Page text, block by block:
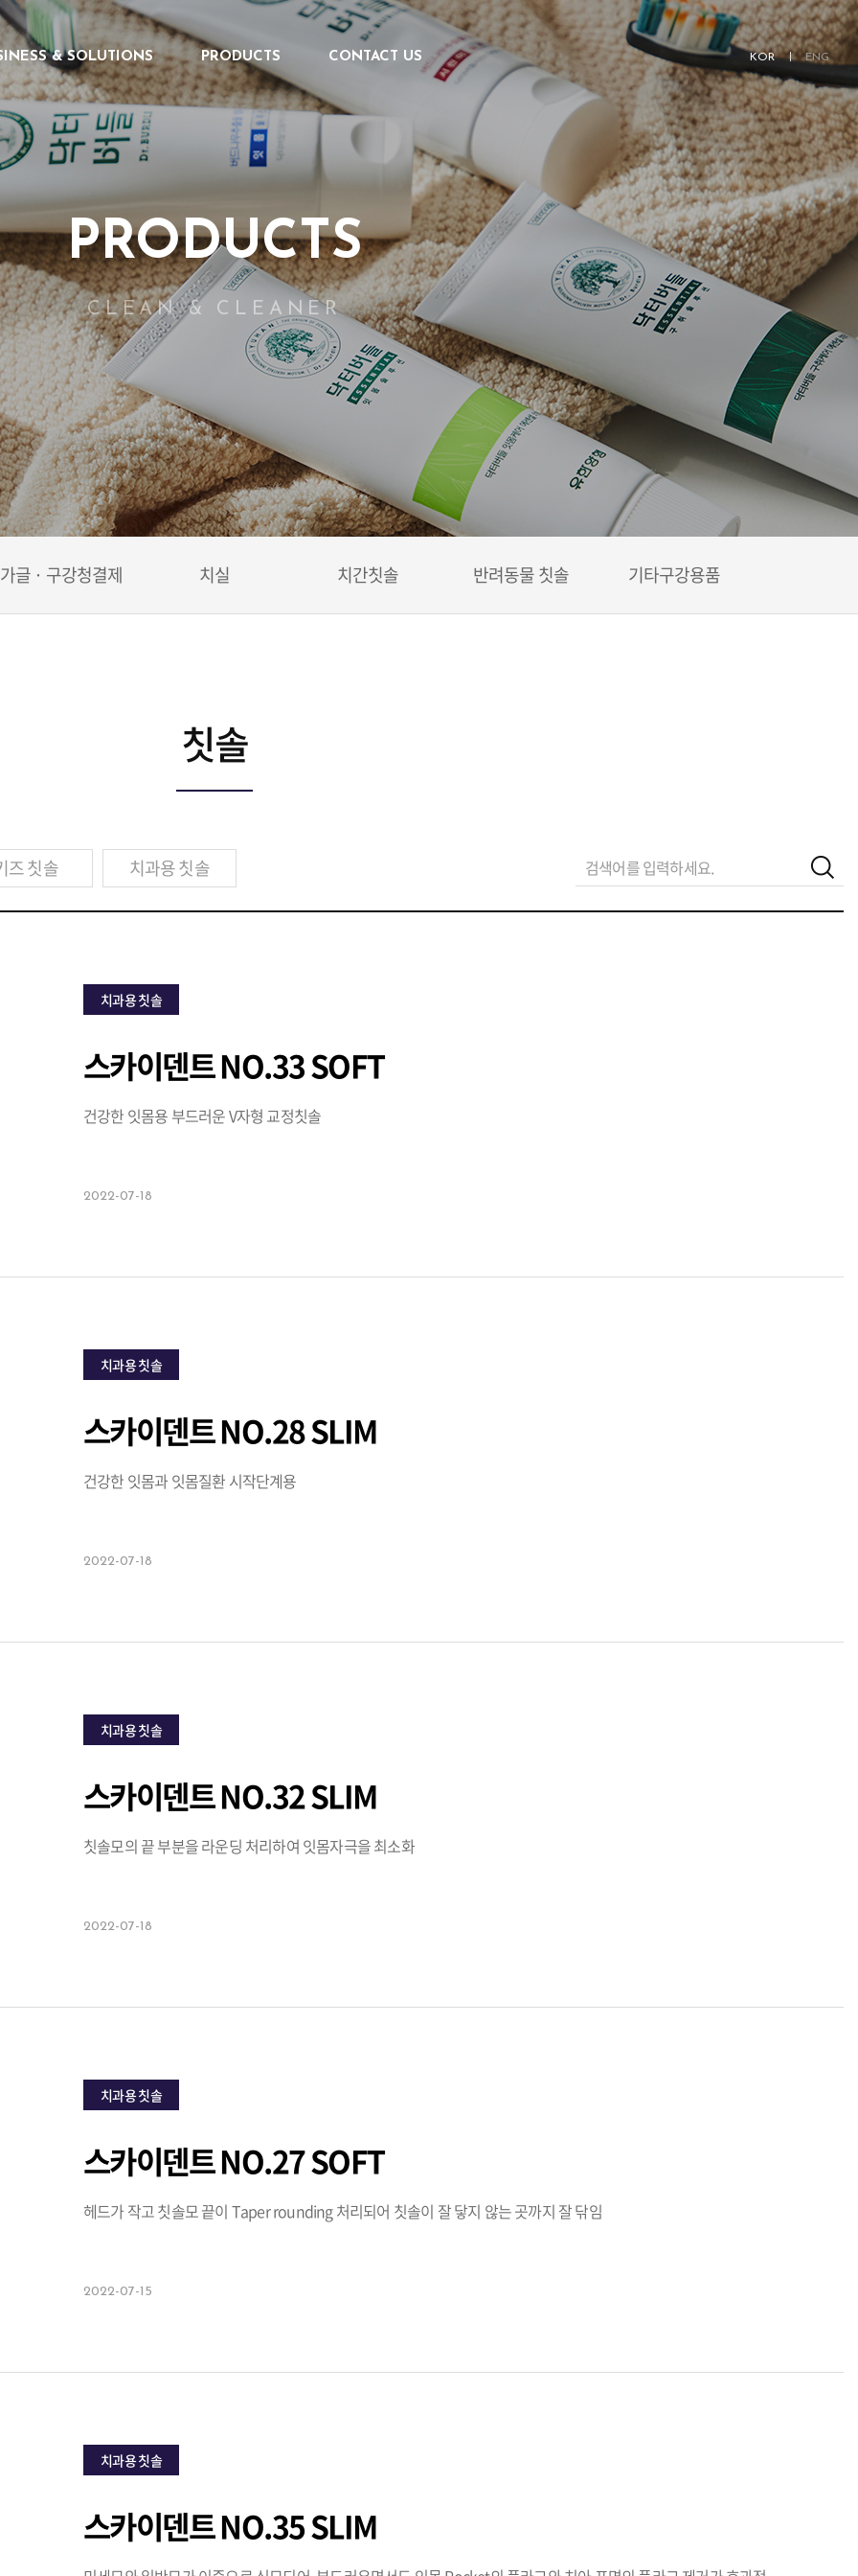
& SOLUTIONS PRODUCTS CONTACT US KOR ENG
PRODUCTS
CLEAN & CLEANER
가글 · 구강청결제 치실 치간칫솔 반려동물 칫솔 기타구강용품
칫솔
즈 칫솔 치과용 칫솔
치과용 칫솔
스카이덴트 NO.33 SOFT
건강한 잇몸용 부드러운 V자형 교정칫솔
2022-07-18
치과용 칫솔
스카이덴트 NO.28 SLIM
건강한 잇몸과 잇몸질환 시작단계용
2022-07-18
치과용 칫솔
스카이덴트 NO.32 SLIM
칫솔모의 끝 부분을 라운딩 처리하여 잇몸자극을 최소화
2022-07-18
치과용 칫솔
스카이덴트 NO.27 SOFT
헤드가 작고 칫솔모 끝이 Taper rounding 처리되어 칫솔이 잘 닿지 않는 곳까지 잘 닦임
2022-07-15
치과용 칫솔
스카이덴트 NO.35 SLIM